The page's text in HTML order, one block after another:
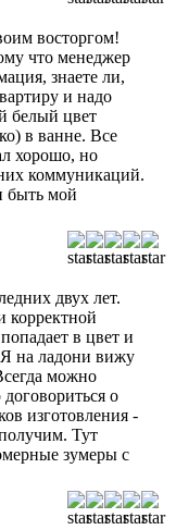
восторгом!
что менеджер
знаете ли,
и надо
белый цвет
в ванне. Все
хорошо, но
коммуникаций.
быть мой
их нет, в
была быть
макету,
поштучно))
с фирмой из
тут наткнулась
но
Заказ
на связи и
за сутки
атмосфера и
двух лет.
корректной
в цвет и
Я на ладони вижу
можно
о
изготовления -
Тут
зумеры с